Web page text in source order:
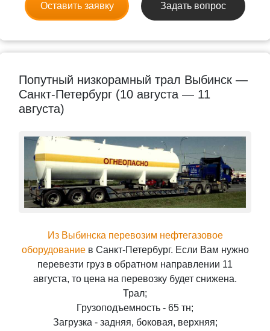
Оставить заявку Задать вопрос
Попутный низкорамный трал Выбинск —
Санкт-Петербург (10 августа — 11
августа)
Из Выбинска перевозим нефтегазовое
оборудованиев Санкт-Петербург. Если Вам нужно
перевезти груз в обратном направлении 11
августа, то цена на перевозку будет снижена.
Трал;
Грузоподъемность - 65 тн;
Загрузка - задняя, боковая, верхняя;